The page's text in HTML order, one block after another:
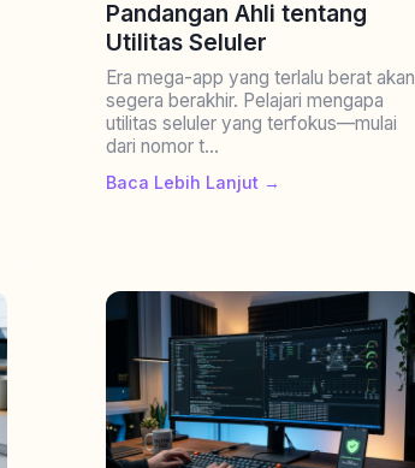
Pandangan Ahli tentang
Utilitas Seluler
Era mega-app yang terlalu berat akan
segera berakhir. Pelajari mengapa
utilitas seluler yang terfokus—mulai
dari nomor t...
Baca Lebih Lanjut →